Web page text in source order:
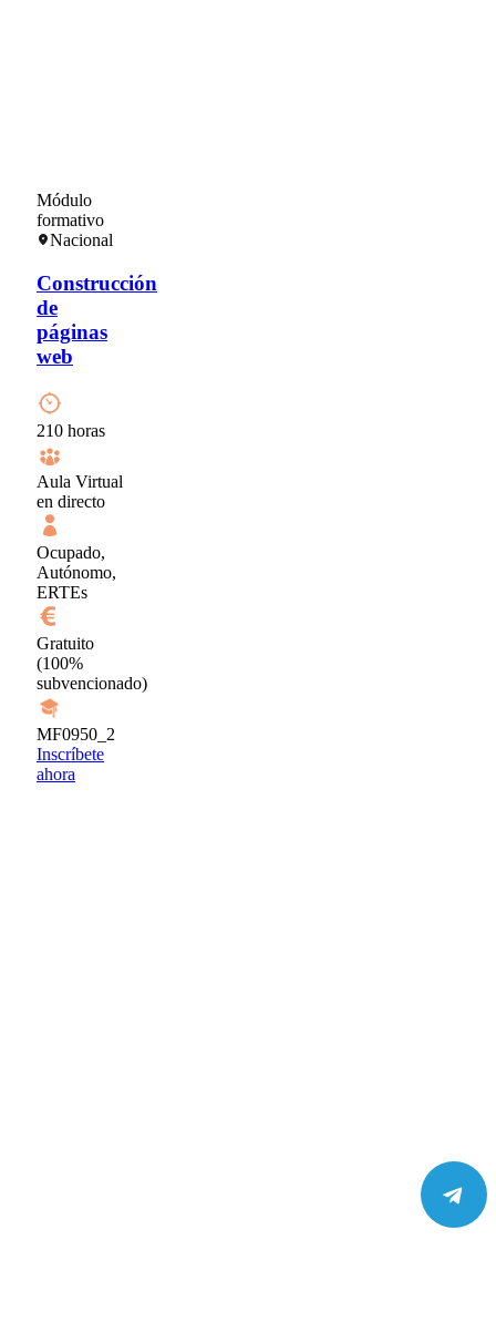
Módulo
formativo
Nacional
Construcción
de
páginas
web
210 horas
Aula Virtual
en directo
Ocupado,
Autónomo,
ERTEs
Gratuito
(100%
subvencionado)
MF0950_2
Inscríbete
ahora